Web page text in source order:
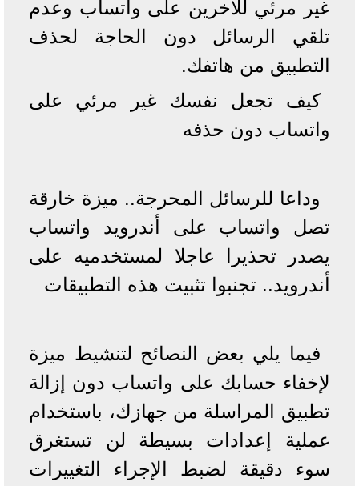
غير مرئي للآخرين على واتساب وعدم
تلقي الرسائل دون الحاجة لحذف
التطبيق من هاتفك.
كيف تجعل نفسك غير مرئي على
واتساب دون حذفه
وداعا للرسائل المحرجة.. ميزة خارقة
تصل واتساب على أندرويد واتساب
يصدر تحذيرا عاجلا لمستخدميه على
أندرويد.. تجنبوا تثبيت هذه التطبيقات
فيما يلي بعض النصائح لتنشيط ميزة
لإخفاء حسابك على واتساب دون إزالة
تطبيق المراسلة من جهازك، باستخدام
عملية إعدادات بسيطة لن تستغرق
سوء دقيقة لضبط الإجراء التغييرات